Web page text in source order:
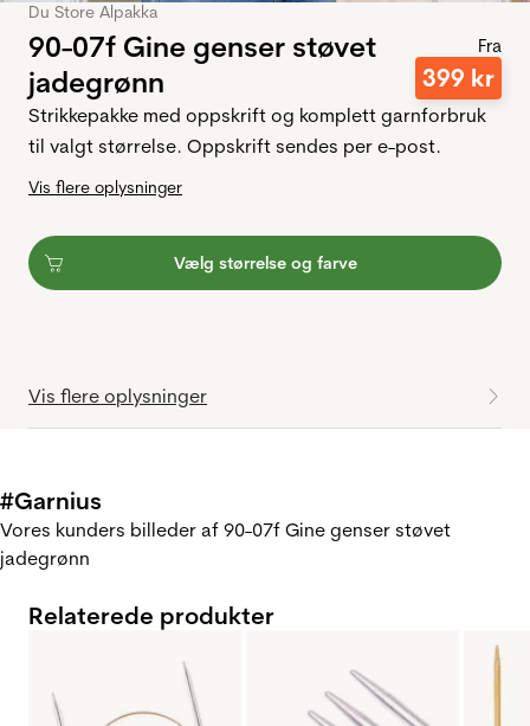
Du Store Alpakka
90-07f Gine genser støvet
jadegrønn
Fra
399 kr
Strikkepakke med oppskrift og komplett garnforbruk
til valgt størrelse. Oppskrift sendes per e-post.
Vis flere oplysninger
Vælg størrelse og farve
Vis flere oplysninger
#Garnius
Vores kunders billeder af 90-07f Gine genser støvet
jadegrønn
Relaterede produkter